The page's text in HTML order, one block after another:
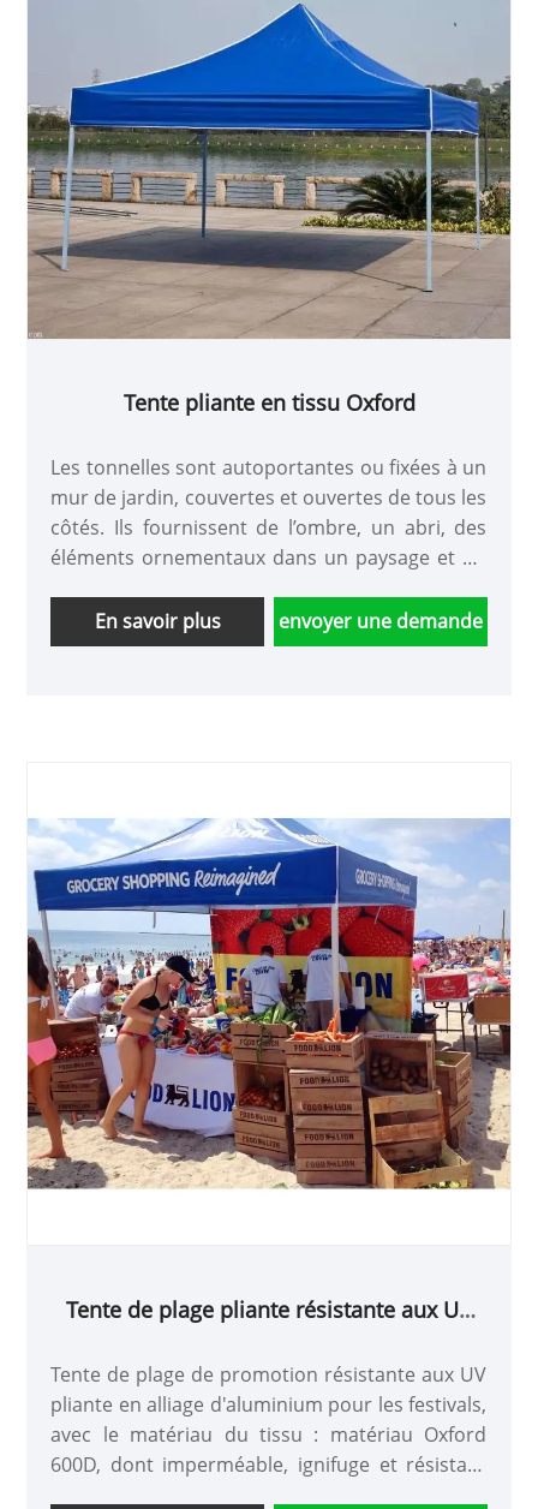
nettoyer, adapté à une utilisation toute la
journée. Après l'assemblage initial de la tente, il
n'est pas nécessaire de la démonter et de
l'assembler, ce qui est pratique et simple.
Tente pliante en tissu Oxford
Les tonnelles sont autoportantes ou fixées à un
mur de jardin, couvertes et ouvertes de tous les
côtés. Ils fournissent de l’ombre, un abri, des
éléments ornementaux dans un paysage et un
les parcs publics sont suffisamment grands
pour servir de kiosques à musique ou d'abris
numériquement peuvent être personnalisés 4.
Installation rapide : 3 à 5 minutes ; Et les
applications potentielles comme ci-dessous : 1.
Fêtes 2. Stockage 3. Soins de santé 4. Sports 5.
Projectif 6. Événements spéciaux ou corporatifs
7. Festival 8.Exposition
En savoir plus envoyer une demande
Tente de plage pliante résistante aux UV
Tente de plage de promotion résistante aux UV
pliante en alliage d'aluminium pour les festivals,
avec le matériau du tissu : matériau Oxford
600D, dont imperméable, ignifuge et résistant